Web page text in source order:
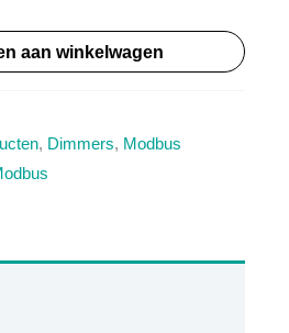
aan winkelwagen
, Dimmers, Modbus